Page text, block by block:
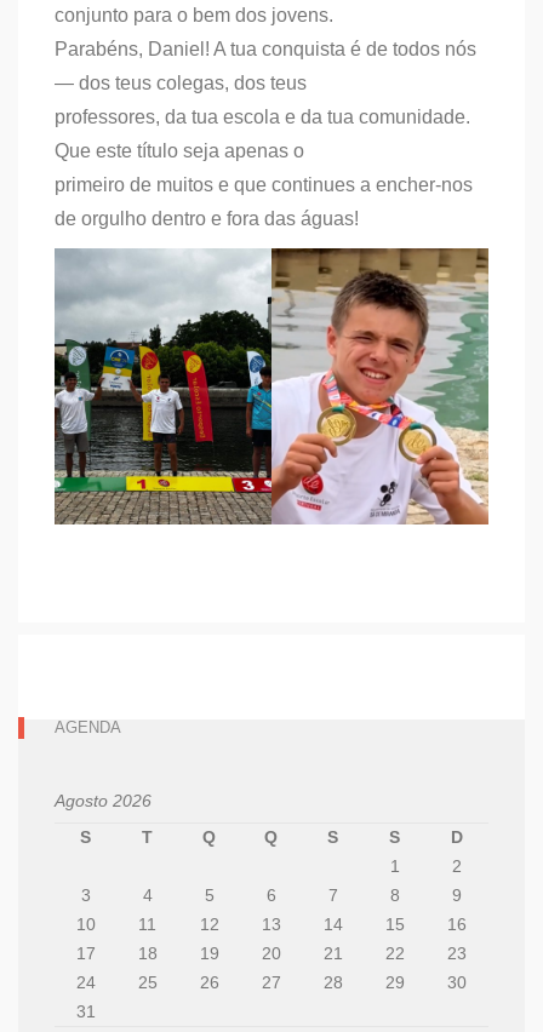
conjunto para o bem dos jovens.
Parabéns, Daniel! A tua conquista é de todos nós
— dos teus colegas, dos teus
professores, da tua escola e da tua comunidade.
Que este título seja apenas o
primeiro de muitos e que continues a encher-nos
de orgulho dentro e fora das águas!
AGENDA
Agosto 2026
S
T Q Q S S
D
1
2
3
4 5 6 7 8
9
10
11 12 13 14 15
16
17
18 19 20 21 22
23
24
25 26 27 28 29
30
31